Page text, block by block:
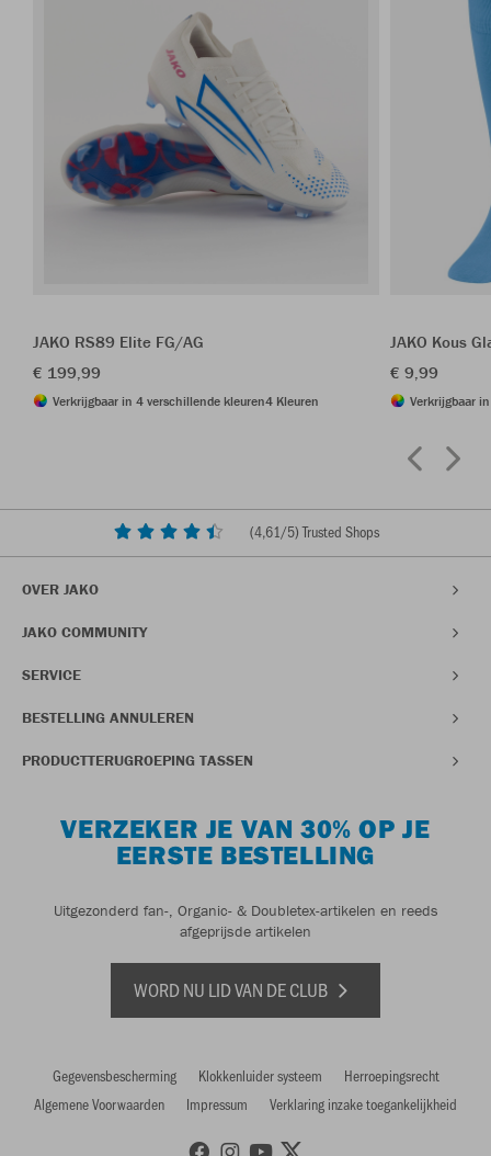
JAKO RS89 Elite FG/AG
€ 199,99
Verkrijgbaar in 4 verschillende kleuren4 Kleuren
JAKO Kous
€ 9,99
Verkrijgbaar
(4,61/5) Trusted Shops
OVER JAKO
JAKO COMMUNITY
SERVICE
BESTELLING ANNULEREN
PRODUCTTERUGROEPING TASSEN
VERZEKER JE VAN 30% OP JE
EERSTE BESTELLING
Uitgezonderd fan-, Organic- & Doubletex-artikelen en reeds
afgeprijsde artikelen
WORD NU LID VAN DE CLUB
Gegevensbescherming Klokkenluider systeem
Herroepingsrecht
Algemene Voorwaarden
Impressum Verklaring inzake toegankelijkheid